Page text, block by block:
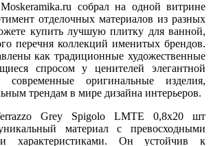
собрал на одной витрине
отделочных материалов из разных
купить лучшую плитку для ванной,
перечня коллекций именитых брендов.
как традиционные художественные
спросом у ценителей элегантной
оригинальные изделия,
трендам в мире дизайна интерьеров.
Grey Spigolo LMTE 0,8x20 шт
материал с превосходными
характеристиками. Он устойчив к